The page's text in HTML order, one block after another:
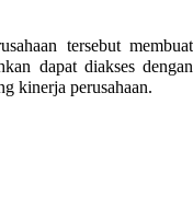
tersebut membuat
dapat diakses dengan
kinerja perusahaan.